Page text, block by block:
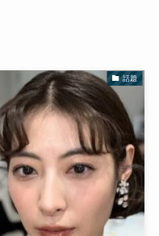
話題